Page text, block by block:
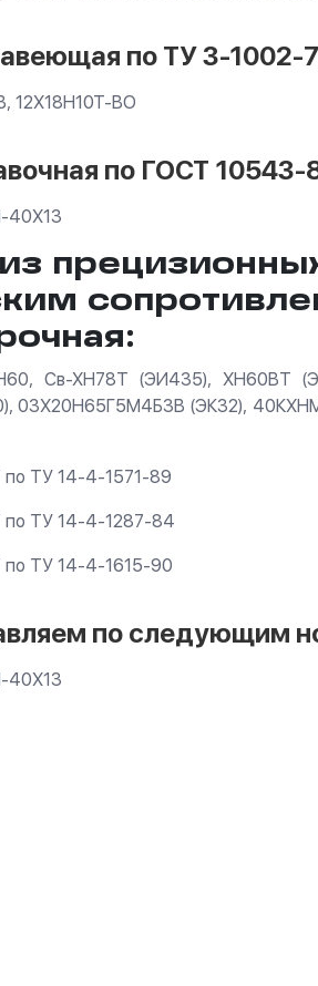
по ТУ 3-1002-
12Х18Н10Т-ВО
по ГОСТ 10543-
40Х13
Св-ХН78Т (ЭИ435), ХН60ВТ
03Х20Н65Г5М4Б3В (ЭК32),
по ТУ 14-4-1571-89
по ТУ 14-4-1287-84
по ТУ 14-4-1615-90
по следующим
40Х13